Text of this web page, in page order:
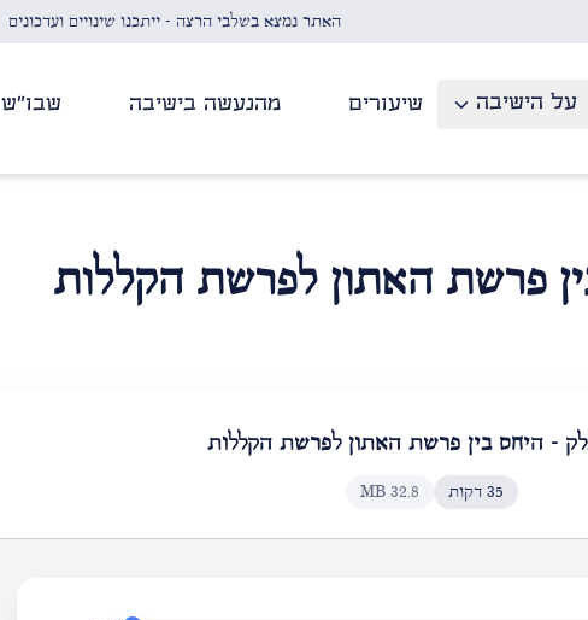
האתר נמצא בשלבי הרצה - ייתכנו שינויים ועדכונים
על הישיבה שיעורים מהנעשה בישיבה שבו"ש
פרשת האתון לפרשת הקללות
- היחס בין פרשת האתון לפרשת הקללות
35 דקות 32.8
MB